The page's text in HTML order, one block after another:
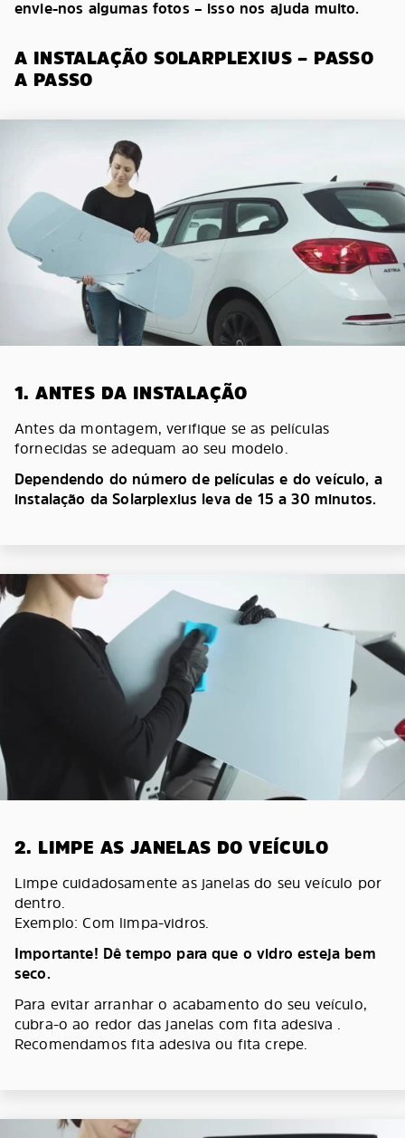
envie-nos algumas fotos – isso nos ajuda muito.
A INSTALAÇÃO SOLARPLEXIUS – PASSO
A PASSO
1. ANTES DA INSTALAÇÃO
Antes da montagem, verifique se as películas
fornecidas se adequam ao seu modelo.
Dependendo do número de películas e do veículo, a
instalação da Solarplexius leva de 15 a 30 minutos.
2. LIMPE AS JANELAS DO VEÍCULO
Limpe cuidadosamente as janelas do seu veículo por
dentro.
Exemplo: Com limpa-vidros.
Importante! Dê tempo para que o vidro esteja bem
seco.
Para evitar arranhar o acabamento do seu veículo,
cubra-o ao redor das janelas com fita adesiva .
Recomendamos fita adesiva ou fita crepe.